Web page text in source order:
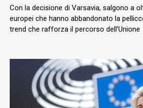
Con la decisione di Varsavia, salgono a
europei che hanno abbandonato la
trend che rafforza il percorso dell’Unione